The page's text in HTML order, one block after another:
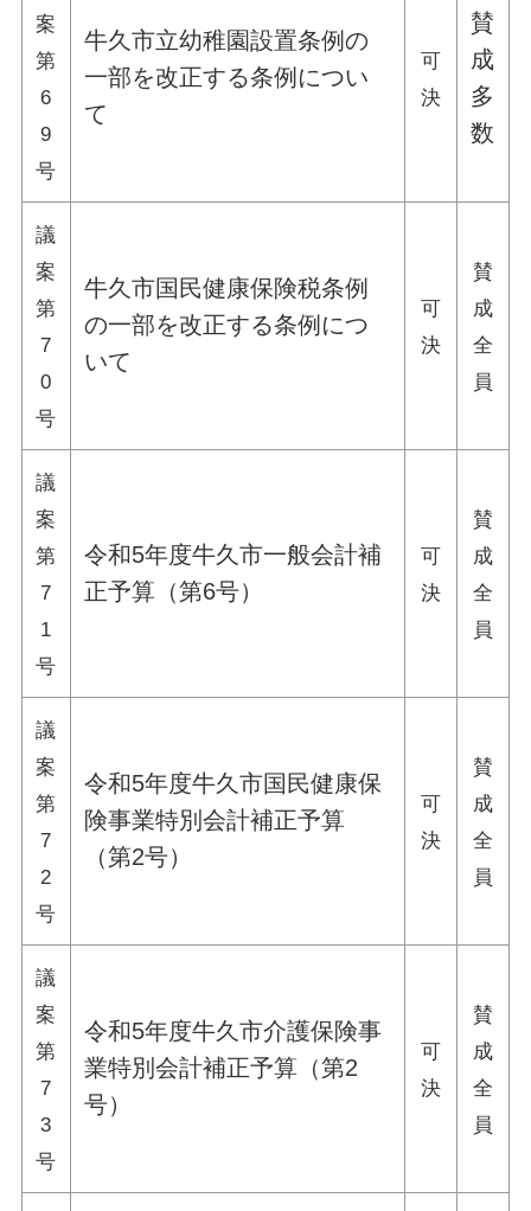
案
第
6
9
号
牛久市立幼稚園設置条例の
一部を改正する条例につい
て
可
決
賛
成
多
数
議
案
第
7
0
号
牛久市国民健康保険税条例
の一部を改正する条例につ
いて
可
決
賛
成
全
員
議
案
第
7
1
号
令和5年度牛久市一般会計補
正予算（第6号）
可
決
賛
成
全
員
議
案
第
7
2
号
令和5年度牛久市国民健康保
険事業特別会計補正予算
（第2号）
可
決
賛
成
全
員
議
案
第
7
3
号
令和5年度牛久市介護保険事
業特別会計補正予算（第2
号）
可
決
賛
成
全
員